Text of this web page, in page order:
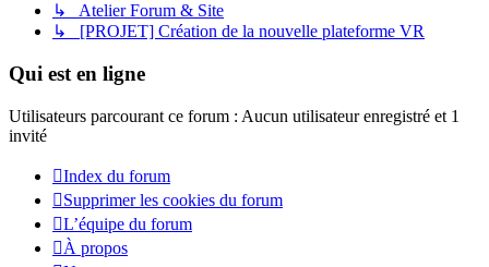
↳ Atelier Forum & Site
↳ [PROJET] Création de la nouvelle plateforme VR
Qui est en ligne
Utilisateurs parcourant ce forum : Aucun utilisateur enregistré et 1
invité
Index du forum
Supprimer les cookies du forum
L’équipe du forum
À propos